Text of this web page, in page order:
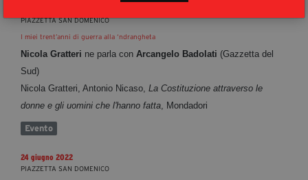
PIAZZETTA SAN DOMENICO
I miei trent’anni di guerra alla ‘ndrangheta
Nicola Gratteri ne parla con Arcangelo Badolati (Gazzetta del
Sud)
Nicola Gratteri, Antonio Nicaso, La Costituzione attraverso le
donne e gli uomini che l'hanno fatta , Mondadori
Evento
24 giugno 2022
PIAZZETTA SAN DOMENICO